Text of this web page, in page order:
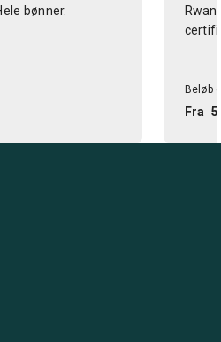
bønner.
Beløb
Fra